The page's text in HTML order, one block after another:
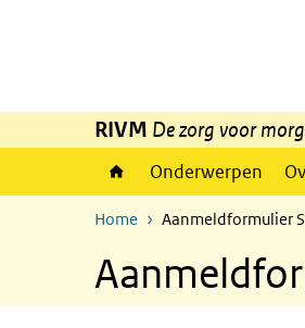
RIVM De zorg voor
Onderwerpen
Home Aanmeldformulier